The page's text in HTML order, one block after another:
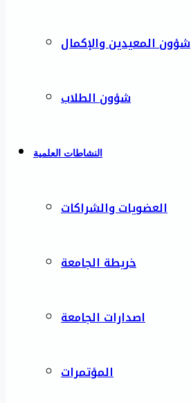
شؤون المعيدين والإكمال
شؤون الطلاب
النشاطات العلمية
العضويات والشراكات
خريطة الجامعة
اصدارات الجامعة
المؤتمرات